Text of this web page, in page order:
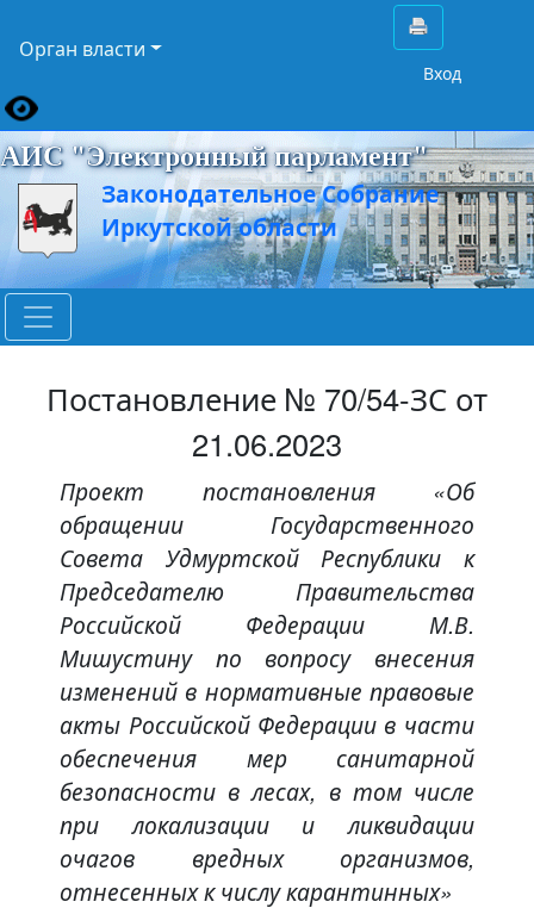
Орган власти
Вход
АИС "Электронный парламент"
Законодательное Собрание
Иркутской области
Постановление № 70/54-ЗС от
21.06.2023
Проект постановления «Об
обращении Государственного
Совета Удмуртской Республики к
Председателю Правительства
Российской Федерации М.В.
Мишустину по вопросу внесения
изменений в нормативные правовые
акты Российской Федерации в части
обеспечения мер санитарной
безопасности в лесах, в том числе
при локализации и ликвидации
очагов вредных организмов,
отнесенных к числу карантинных»